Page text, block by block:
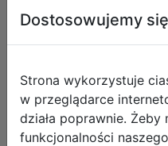
CoolPack
Worek F159970
Dostosowujemy
Strona wykorzystuje
w przeglądarce
działa poprawnie.
funkcjonalności